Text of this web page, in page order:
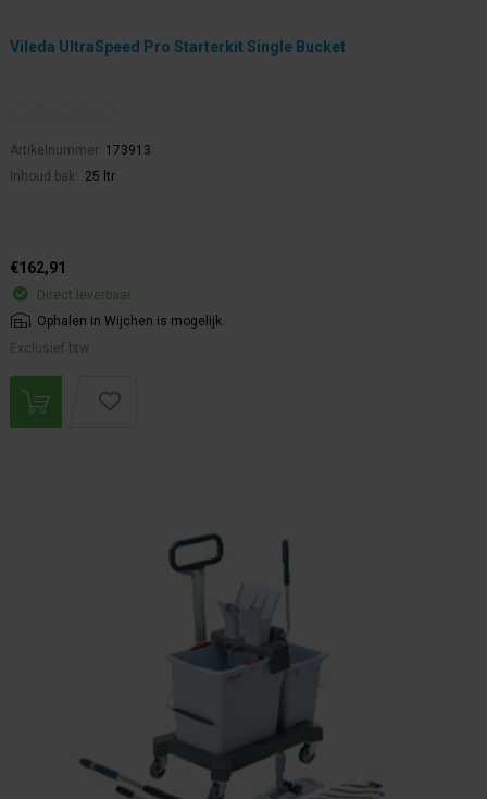
Vileda UltraSpeed Pro Starterkit Single Bucket
Artikelnummer: 173913
Inhoud bak:
25 ltr
€162,91
Direct leverbaar
Ophalen in Wijchen is mogelijk.
Exclusief btw.